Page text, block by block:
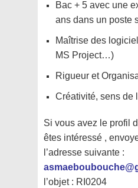
Bac + 5 avec une
ans dans un poste
Maîtrise des
MS Project…)
Rigueur et
Créativité, sens de
Si vous avez le profil
êtes intéressé ,
l’adresse suivante :
l’objet : RI0204